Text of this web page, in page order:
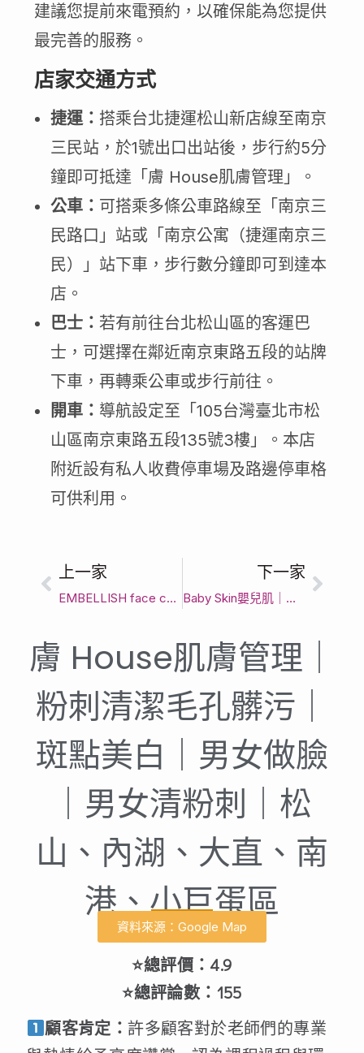
建議您提前來電預約，以確保能為您提供
最完善的服務。
店家交通方式
捷運： 搭乘台北捷運松山新店線至南京
三民站，於1號出口出站後，步行約5分
鐘即可抵達「膚 House肌膚管理」。
公車： 可搭乘多條公車路線至「南京三
民路口」站或「南京公寓（捷運南京三
民）」站下車，步行數分鐘即可到達本
店。
巴士： 若有前往台北松山區的客運巴
士，可選擇在鄰近南京東路五段的站牌
下車，再轉乘公車或步行前往。
開車： 導航設定至「105台灣臺北市松
山區南京東路五段135號3樓」。本店
附近設有私人收費停車場及路邊停車格
可供利用。
上一家
EMBELLISH face care 依比麗｜臺北市臉部保養｜享受質感服務與透明收費
下一家
Baby Skin嬰兒肌｜臺北市臉部清潔｜Dcard推薦肌膚護理優選
膚 House肌膚管理｜
粉刺清潔毛孔髒污｜
斑點美白｜男女做臉
｜男女清粉刺｜松
山、內湖、大直、南
港、小巨蛋區
資料來源：Google Map
⭐總評價：4.9
⭐總評論數：155
顧客肯定：許多顧客對於老師們的專業